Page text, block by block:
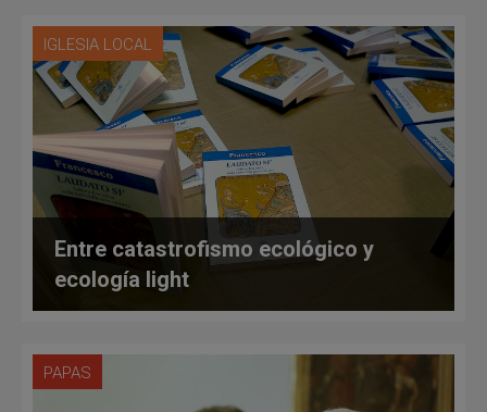
IGLESIA LOCAL
Entre catastrofismo ecológico y
ecología light
PAPAS